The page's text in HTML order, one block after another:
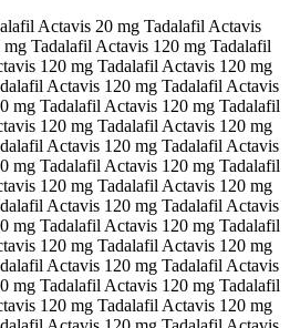
Actavis 20 mg Tadalafil Actavis
Tadalafil Actavis 120 mg Tadalafil
120 mg Tadalafil Actavis 120 mg
Actavis 120 mg Tadalafil Actavis
mg Tadalafil Actavis 120 mg Tadalafil
120 mg Tadalafil Actavis 120 mg
Actavis 120 mg Tadalafil Actavis
mg Tadalafil Actavis 120 mg Tadalafil
120 mg Tadalafil Actavis 120 mg
Actavis 120 mg Tadalafil Actavis
mg Tadalafil Actavis 120 mg Tadalafil
120 mg Tadalafil Actavis 120 mg
Actavis 120 mg Tadalafil Actavis
mg Tadalafil Actavis 120 mg Tadalafil
120 mg Tadalafil Actavis 120 mg